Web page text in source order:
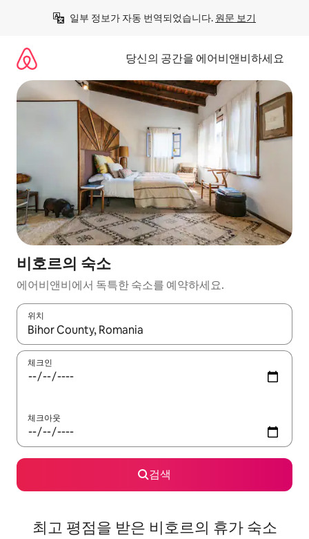
일부 정보가 자동 번역되었습니다. 원문 보기
당신의 공간을 에어비앤비하세요
비호르의 숙소
에어비앤비에서 독특한 숙소를 예약하세요.
위치
결과가 나오면 위·아래 화살표 키를 사용하거나 터치 또는 스와이
체크인
체크아웃
검색
최고 평점을 받은 비호르의 휴가 숙소